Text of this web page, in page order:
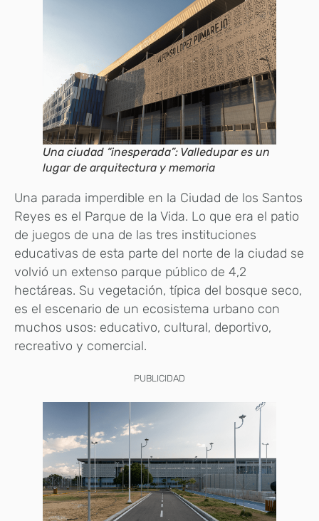
Una ciudad “inesperada”: Valledupar es un
lugar de arquitectura y memoria
Una parada imperdible en la Ciudad de los Santos
Reyes es el Parque de la Vida. Lo que era el patio
de juegos de una de las tres instituciones
educativas de esta parte del norte de la ciudad se
volvió un extenso parque público de 4,2
hectáreas. Su vegetación, típica del bosque seco,
es el escenario de un ecosistema urbano con
muchos usos: educativo, cultural, deportivo,
recreativo y comercial.
PUBLICIDAD